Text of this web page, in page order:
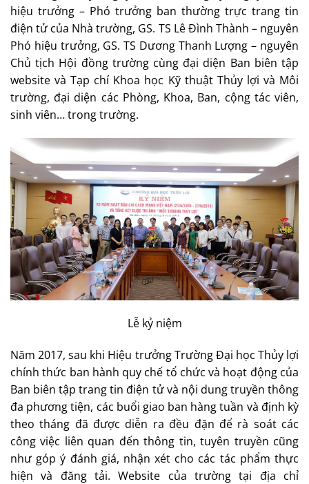
hiệu trưởng – Phó trưởng ban thường trực trang tin
điện tử của Nhà trường, GS. TS Lê Đình Thành – nguyên
Phó hiệu trưởng, GS. TS Dương Thanh Lượng – nguyên
Chủ tịch Hội đồng trường cùng đại diện Ban biên tập
website và Tạp chí Khoa học Kỹ thuật Thủy lợi và Môi
trường, đại diện các Phòng, Khoa, Ban, cộng tác viên,
sinh viên… trong trường.
Lễ kỷ niệm
Năm 2017, sau khi Hiệu trưởng Trường Đại học Thủy lợi
chính thức ban hành quy chế tổ chức và hoạt động của
Ban biên tập trang tin điện tử và nội dung truyền thông
đa phương tiện, các buổi giao ban hàng tuần và định kỳ
theo tháng đã được diễn ra đều đặn để rà soát các
công việc liên quan đến thông tin, tuyên truyền cũng
như góp ý đánh giá, nhận xét cho các tác phẩm thực
hiện và đăng tải. Website của trường tại địa chỉ